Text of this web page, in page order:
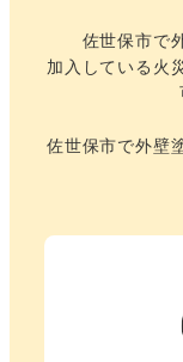
佐世保市で
加入している火
佐世保市で外壁